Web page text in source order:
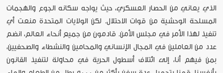
الذي يعاني من الحصار العسكري، حيث يواجه سكانه الجوع والهجمات
المسلحة الوحشية من قوات الاحتلال. لكن الولايات المتحدة منعت أي
تنفيذ لهذا الأمر في مجلس الأمن. قادمون من جميع أنحاء العالم، انضم
عدد من العاملين في المجال الإنساني والمحامين والنشطاء والصحفيين،
بمن فيهم أنا، إلى ائتلاف أسطول الحرية في محاولة لتنفيذ القانون